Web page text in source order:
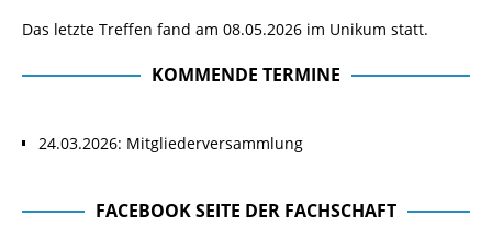
Das letzte Treffen fand am 08.05.2026 im Unikum statt.
KOMMENDE TERMINE
24.03.2026: Mitgliederversammlung
FACEBOOK SEITE DER FACHSCHAFT